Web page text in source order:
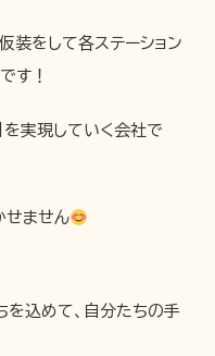
装をして各ステーション
す！
を実現していく会社で
せません
込めて、自分たちの手